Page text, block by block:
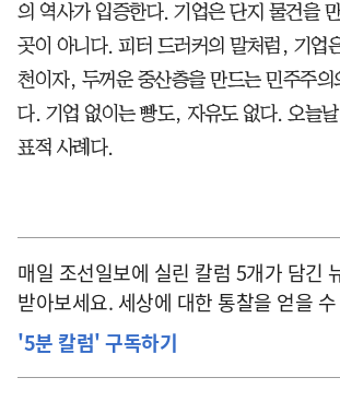
의 역사가 입증한다. 기업은 단지 물건을
곳이 아니다. 피터 드러커의 말처럼, 기업
천이자, 두꺼운 중산층을 만드는 민주주의
다. 기업 없이는 빵도, 자유도 없다. 오늘
표적 사례다.
매일 조선일보에 실린 칼럼 5개가 담긴
받아보세요. 세상에 대한 통찰을 얻을
'5분 칼럼' 구독하기